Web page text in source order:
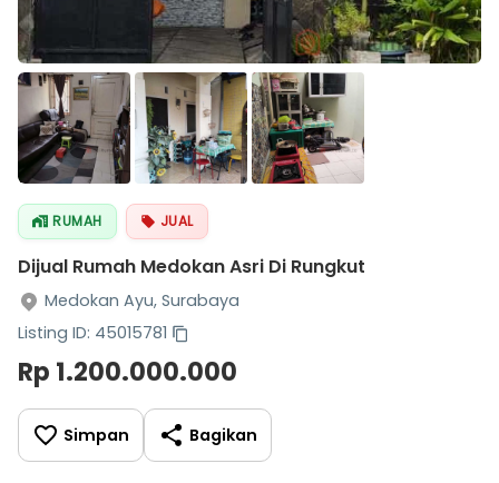
RUMAH JUAL
Dijual Rumah Medokan Asri Di Rungkut
Medokan Ayu, Surabaya
Listing ID: 45015781
Rp 1.200.000.000
Simpan Bagikan